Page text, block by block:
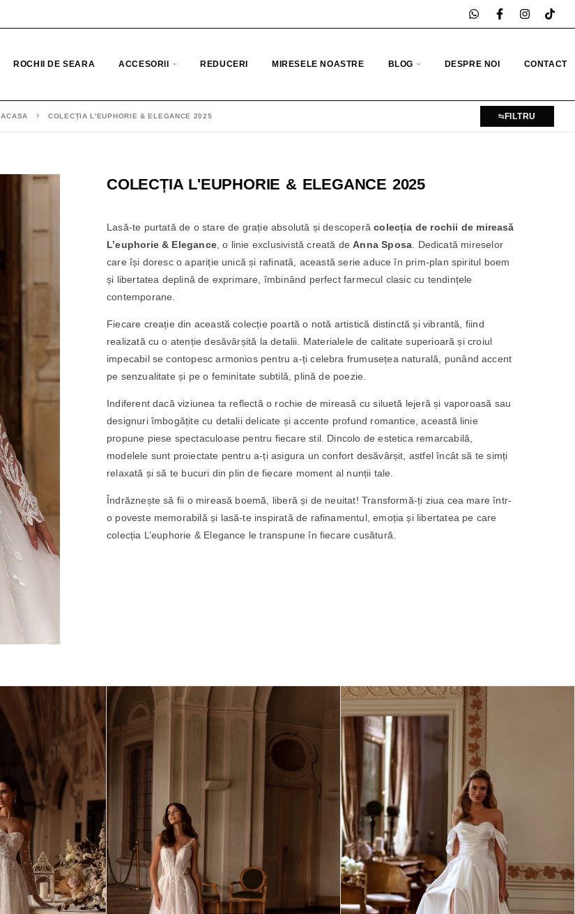
ROCHII DE SEARA ACCESORII REDUCERI MIRESELE NOASTRE BLOG DESPRE NOI CONTACT
ACASA COLECȚIA L'EUPHORIE & ELEGANCE 2025 FILTRU
COLECȚIA L'EUPHORIE & ELEGANCE 2025
Lasă-te purtată de o stare de grație absolută și descoperăcolecția de rochii de mireasă
L’euphorie & Elegance, o linie exclusivistă creată deAnna Sposa . Dedicată mireselor
care își doresc o apariție unică și rafinată, această serie aduce în prim-plan spiritul boem
și libertatea deplină de exprimare, îmbinând perfect farmecul clasic cu tendințele
contemporane.
Fiecare creație din această colecție poartă o notă artistică distinctă și vibrantă, fiind
realizată cu o atenție desăvârșită la detalii. Materialele de calitate superioară și croiul
impecabil se contopesc armonios pentru a-ți celebra frumusețea naturală, punând accent
pe senzualitate și pe o feminitate subtilă, plină de poezie.
Indiferent dacă viziunea ta reflectă o rochie de mireasă cu siluetă lejeră și vaporoasă sau
designuri îmbogățite cu detalii delicate și accente profund romantice, această linie
propune piese spectaculoase pentru fiecare stil. Dincolo de estetica remarcabilă,
modelele sunt proiectate pentru a-ți asigura un confort desăvârșit, astfel încât să te simți
relaxată și să te bucuri din plin de fiecare moment al nunții tale.
Îndrăznește să fii o mireasă boemă, liberă și de neuitat! Transformă-ți ziua cea mare într-
o poveste memorabilă și lasă-te inspirată de rafinamentul, emoția și libertatea pe care
colecția L’euphorie & Elegance le transpune în fiecare cusătură.